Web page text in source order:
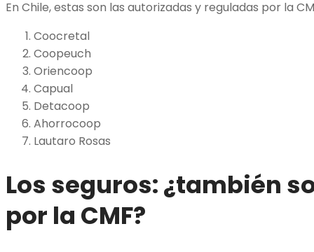
En Chile, estas son las autorizadas y reguladas por la
Coocretal
Coopeuch
Oriencoop
Capual
Detacoop
Ahorrocoop
Lautaro Rosas
Los seguros: ¿también
por la CMF?